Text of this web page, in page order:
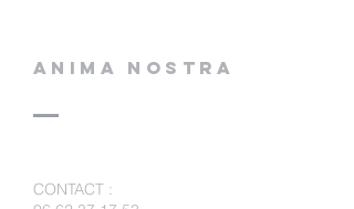
ANIMA NOSTRA
CONTACT :